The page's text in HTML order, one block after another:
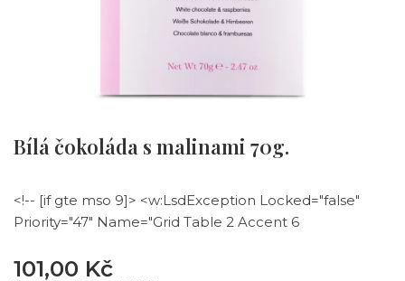
Bílá čokoláda s malinami 70g.
<!-- [if gte mso 9]> <w:LsdException Locked="false"
Priority="47" Name="Grid Table 2 Accent 6
101,00 Kč